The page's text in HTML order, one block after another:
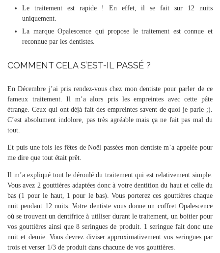
Le traitement est rapide ! En effet, il se fait sur 12 nuits
uniquement.
La marque Opalescence qui propose le traitement est connue et
reconnue par les dentistes.
COMMENT CELA S’EST-IL PASSÉ ?
En Décembre j’ai pris rendez-vous chez mon dentiste pour parler de ce
fameux traitement. Il m’a alors pris les empreintes avec cette pâte
étrange. Ceux qui ont déjà fait des empreintes savent de quoi je parle ;).
C’est absolument indolore, pas très agréable mais ça ne fait pas mal du
tout.
Et puis une fois les fêtes de Noël passées mon dentiste m’a appelée pour
me dire que tout était prêt.
Il m’a expliqué tout le déroulé du traitement qui est relativement simple.
Vous avez 2 gouttières adaptées donc à votre dentition du haut et celle du
bas (1 pour le haut, 1 pour le bas). Vous porterez ces gouttières chaque
nuit pendant 12 nuits. Votre dentiste vous donne un coffret Opalescence
où se trouvent un dentifrice à utiliser durant le traitement, un boitier pour
vos gouttières ainsi que 8 seringues de produit. 1 seringue fait donc une
nuit et demie. Vous devrez diviser approximativement vos seringues par
trois et verser 1/3 de produit dans chacune de vos gouttières.